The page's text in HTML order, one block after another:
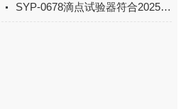
SYP-0678滴点试验器符合2025新药典标准吗？